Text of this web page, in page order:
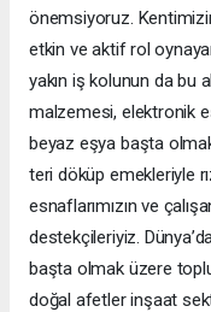
önemsiyoruz.
etkin ve aktif rol
yakın iş kolunun da bu
malzemesi, elektronik
beyaz eşya başta
teri döküp emekleriyle
esnaflarımızın ve
destekçileriyiz.
başta olmak üzere
doğal afetler inşaat